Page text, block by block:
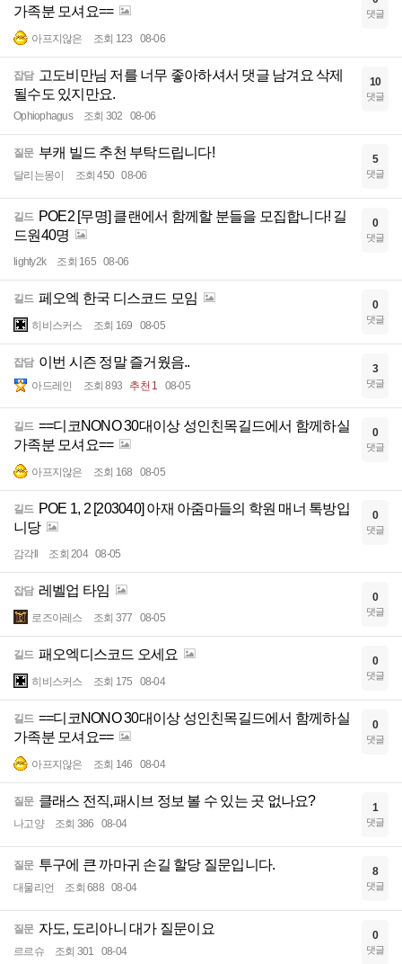
가족분 모셔요==
아프지않은 조회 123 08-06
댓글
잡담 고도비만님 저를 너무 좋아하셔서 댓글 남겨요 삭제
될수도 있지만요.
Ophiophagus 조회 302 08-06
10
댓글
질문 부캐 빌드 추천 부탁드립니다!
달리는몽이 조회 450 08-06
5
댓글
길드 POE2 [무명] 클랜에서 함께할 분들을 모집합니다! 길
드원40명
lighty2k 조회 165 08-06
0
댓글
길드 페오엑 한국 디스코드 모임
히비스커스 조회 169 08-05
0
댓글
잡담 이번 시즌 정말 즐거웠음..
아드레인 조회 893 추천 1 08-05
3
댓글
길드 ==디코NONO 30대이상 성인친목길드에서 함께하실
가족분 모셔요==
아프지않은 조회 168 08-05
0
댓글
길드 POE 1, 2 [203040] 아재 아줌마들의 학원 매너 톡방입
니당
감각ll 조회 204 08-05
0
댓글
잡담 레벨업 타임
로즈아레스 조회 377 08-05
0
댓글
길드 패오엑디스코드 오세요
히비스커스 조회 175 08-04
0
댓글
길드 ==디코NONO 30대이상 성인친목길드에서 함께하실
가족분 모셔요==
아프지않은 조회 146 08-04
0
댓글
질문 클래스 전직,패시브 정보 볼 수 있는 곳 없나요?
나고양 조회 386 08-04
1
댓글
질문 투구에 큰 까마귀 손길 할당 질문입니다.
대물리언 조회 688 08-04
8
댓글
질문 자도, 도리아니 대가 질문이요
르르슈 조회 301 08-04
0
댓글